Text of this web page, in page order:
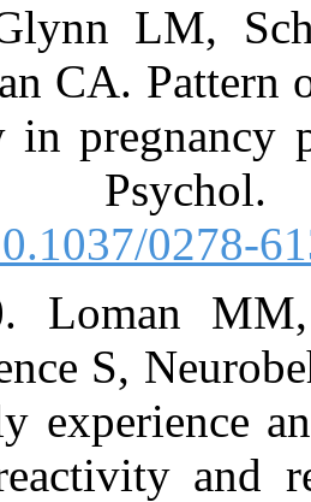
9. 9. Glynn
Sandman CA.
anxiety in
Health
[DOI:10.1037/
10. 10.
Experience S,
C. Early
stress